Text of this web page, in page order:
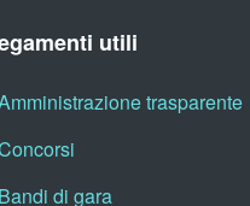
utili
trasparente
Bandi di gara